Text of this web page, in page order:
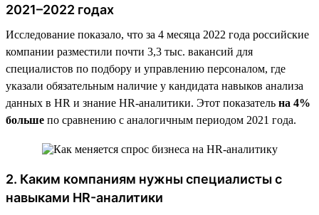
2021–2022 годах
Исследование показало, что за 4 месяца 2022 года российские
компании разместили почти 3,3 тыс. вакансий для
специалистов по подбору и управлению персоналом, где
указали обязательным наличие у кандидата навыков анализа
данных в HR и знание HR-аналитики. Этот показатель на 4%
больше по сравнению с аналогичным периодом 2021 года.
2. Каким компаниям нужны специалисты с
навыками HR-аналитики